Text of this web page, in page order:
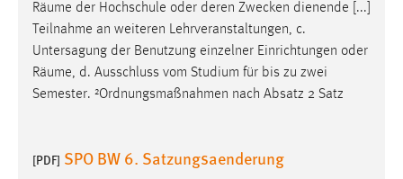
Räume der Hochschule oder deren Zwecken dienende [...]
Teilnahme an weiteren Lehrveranstaltungen, c.
Untersagung der Benutzung einzelner Einrichtungen oder
Räume, d. Ausschluss vom Studium für bis zu zwei
Semester. ²Ordnungsmaßnahmen nach Absatz 2 Satz
[PDF] SPO BW 6. Satzungsaenderung